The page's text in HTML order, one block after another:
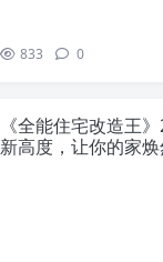
833 0
《全能住宅改造王
新高度，让你的家